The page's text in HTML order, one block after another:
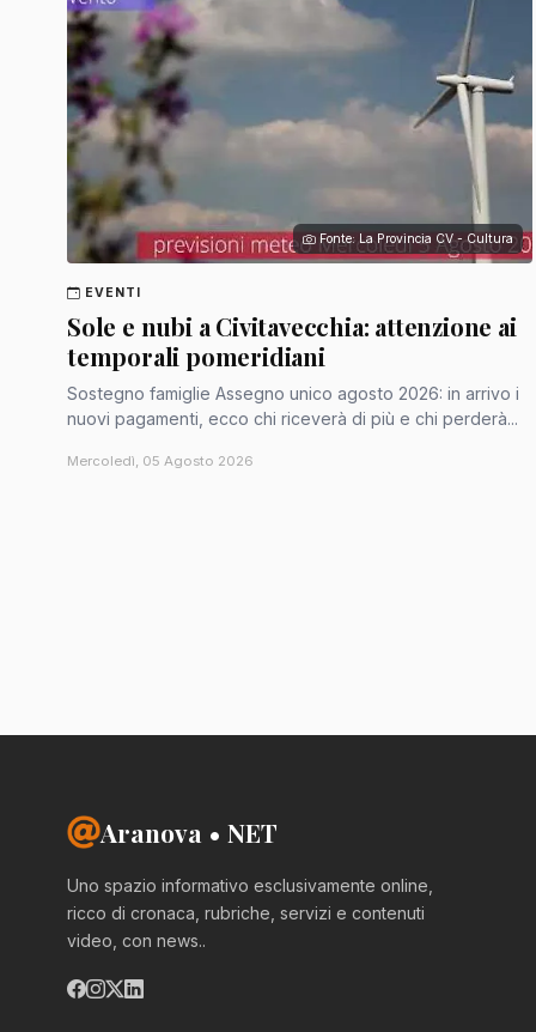
Fonte: La Provincia CV - Cultura
EVENTI
Sole e nubi a Civitavecchia: attenzione ai
temporali pomeridiani
Sostegno famiglie Assegno unico agosto 2026: in arrivo i
nuovi pagamenti, ecco chi riceverà di più e chi perderà...
Mercoledì, 05 Agosto 2026
Aranova • NET
Uno spazio informativo esclusivamente online,
ricco di cronaca, rubriche, servizi e contenuti
video, con news..